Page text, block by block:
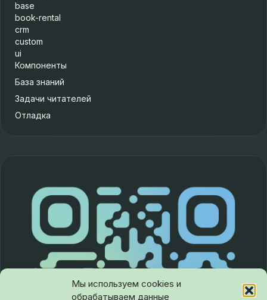
Мы используем cookies и
обрабатываем данные
base
book-rental
crm
custom
ui
Компоненты
База знаний
Задачи читателей
Отладка